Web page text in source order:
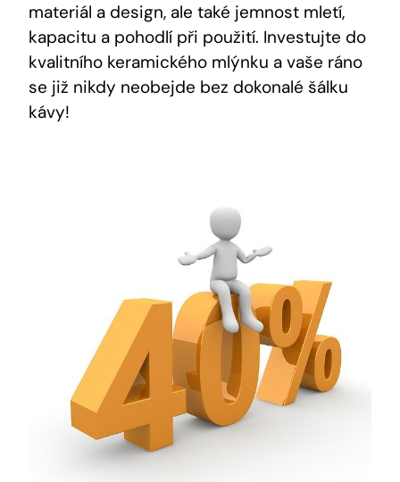
materiál a design, ale také jemnost mletí,
kapacitu a pohodlí při použití. Investujte do
kvalitního keramického mlýnku a vaše ráno
se již nikdy neobejde bez dokonalé šálku
kávy!